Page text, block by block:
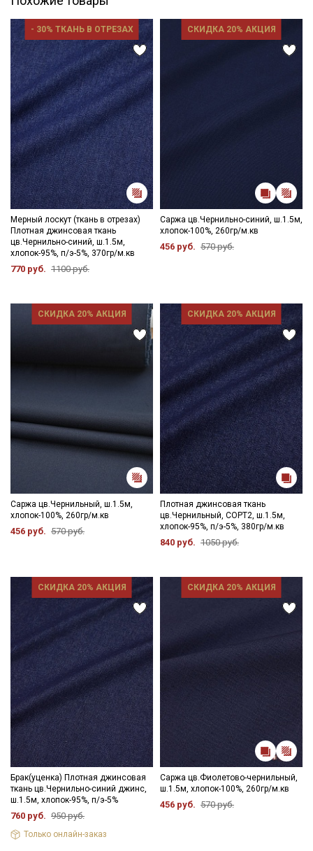
- 30% ТКАНЬ В ОТРЕЗАХ
Мерный лоскут (ткань в отрезах)
Плотная джинсовая ткань
цв.Чернильно-синий, ш.1.5м,
хлопок-95%, п/э-5%, 370гр/м.кв
770 руб. 1100 руб.
СКИДКА 20% АКЦИЯ
Саржа цв.Чернильно-синий, ш.1.5м,
хлопок-100%, 260гр/м.кв
456 руб. 570 руб.
СКИДКА 20% АКЦИЯ
Саржа цв.Чернильный, ш.1.5м,
хлопок-100%, 260гр/м.кв
456 руб. 570 руб.
СКИДКА 20% АКЦИЯ
Плотная джинсовая ткань
цв.Чернильный, СОРТ2, ш.1.5м,
хлопок-95%, п/э-5%, 380гр/м.кв
840 руб. 1050 руб.
СКИДКА 20% АКЦИЯ
Брак(уценка) Плотная джинсовая
ткань цв.Чернильно-синий джинс,
ш.1.5м, хлопок-95%, п/э-5%
760 руб. 950 руб.
Только онлайн-заказ
СКИДКА 20% АКЦИЯ
Саржа цв.Фиолетово-чернильный,
ш.1.5м, хлопок-100%, 260гр/м.кв
456 руб. 570 руб.
информационных рассылок